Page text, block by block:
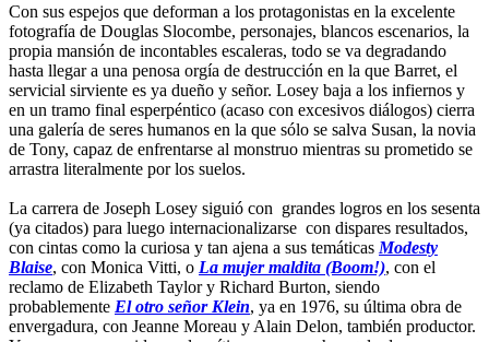
Con sus espejos que deforman a los protagonistas en la excelente
fotografía de Douglas Slocombe, personajes, blancos escenarios, la
propia mansión de incontables escaleras, todo se va degradando
hasta llegar a una penosa orgía de destrucción en la que Barret, el
servicial sirviente es ya dueño y señor. Losey baja a los infiernos y
en un tramo final esperpéntico (acaso con excesivos diálogos) cierra
una galería de seres humanos en la que sólo se salva Susan, la novia
de Tony, capaz de enfrentarse al monstruo mientras su prometido se
arrastra literalmente por los suelos.
La carrera de Joseph Losey siguió con grandes logros en los sesenta
(ya citados) para luego internacionalizarse con dispares resultados,
con cintas como la curiosa y tan ajena a sus temáticas Modesty
Blaise, con Monica Vitti, o La mujer maldita (Boom!), con el
reclamo de Elizabeth Taylor y Richard Burton, siendo
probablemente El otro señor Klein, ya en 1976, su última obra de
envergadura, con Jeanne Moreau y Alain Delon, también productor.